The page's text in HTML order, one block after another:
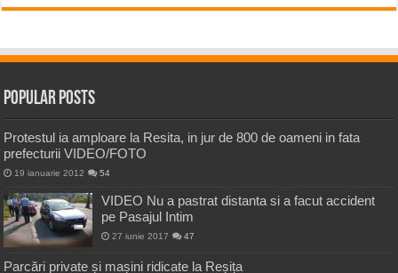
Popular Posts
Protestul ia amploare la Resita, in jur de 800 de oameni in fata
prefecturii VIDEO/FOTO
19 ianuarie 2012 54
VIDEO Nu a pastrat distanta si a facut accident
pe Pasajul Intim
27 iunie 2017 47
Parcări private și mașini ridicate la Reșița